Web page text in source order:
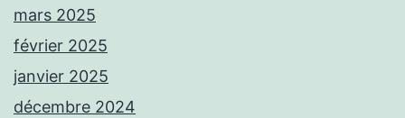
mars 2025
février 2025
janvier 2025
décembre 2024